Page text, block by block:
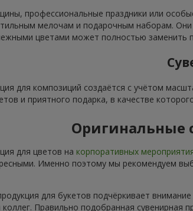
профессиональные праздники или
мелочам и подарочным наборам. Они
цветами может полностью заменить
для композиций создаётся с учётом
и приятного подарка, в качестве
Оригинальные
для цветов на корпоративных
Именно поэтому мы рекомендуем
для букетов подчёркивает
коллег. Правильно подобранная сувенирная